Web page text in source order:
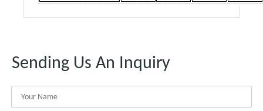
Sending Us An Inquiry